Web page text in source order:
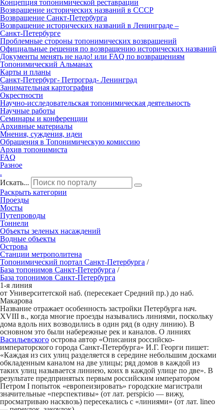
Концепция топонимической реставрации
Возвращение исторических названий в СССР
Возвращение Санкт‑Петербурга
Возвращение исторических названий в Ленинграде –
Санкт‑Петербурге
Проблемные стороны топонимических возвращений
Официальные решения по возвращению исторических названий
Документы менять не надо! или FAQ по возвращениям
Топонимический Альманах
Карты и планы
Санкт‑Петербург‑ Петроград‑ Ленинград
Занимательная картография
Окрестности
Научно‑исследовательская топонимическая деятельность
Научные работы
Семинары и конференции
Архивные материалы
Мнения, суждения, идеи
Обращения в Топонимическую комиссию
Архив топонимиста
FAQ
Разное
.
Искать...
Раскрыть категории
Проезды
Мосты
Путепроводы
Тоннели
Объекты зеленых насаждений
Водные объекты
Острова
Станции метрополитена
Топонимический портал Санкт-Петербурга /
База топонимов Санкт-Петербурга /
База топонимов Санкт-Петербурга
1-я линия
от Университетской наб. (пересекает Средний пр.) до наб.
Макарова
Название отражает особенность застройки Петербурга нач.
XVIII в., когда многие проезды назывались линиями, поскольку
дома вдоль них возводились в один ряд (в одну линию). В
основном это были набережные рек и каналов. О линиях
Васильевского острова автор «Описания российско-
императорского города Санкт-Петербурга» И.Г. Георги пишет:
«Каждая из сих улиц разделяется в середине небольшим досками
обкладенным каналом на две улицы; ряд домов в каждой из
таких улиц называется линиею, коих в каждой улице по две». В
результате предпринятых первым российским императором
Петром I попыток «европеизировать» городские магистрали
значительные «перспективы» (от лат. perspicio — вижу,
просматриваю насквозь) пересекались с «линиями» (от лат. lineo